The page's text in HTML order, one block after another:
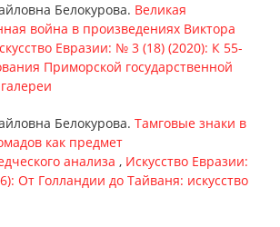
Белокурова. Великая
война в произведениях Виктора
Евразии: № 3 (18) (2020): К 55-
Приморской государственной
Белокурова. Тамговые знаки в
как предмет
анализа , Искусство Евразии:
От Голландии до Тайваня: искусство